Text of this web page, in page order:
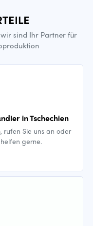
sind Ihr Partner für
in Tschechien
rufen Sie uns an oder
gerne.